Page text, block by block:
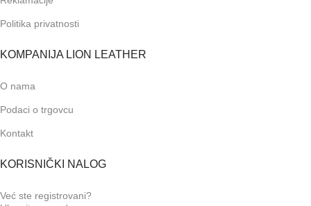
Politika privatnosti
KOMPANIJA LION LEATHER
O nama
Podaci o trgovcu
Kontakt
KORISNIČKI NALOG
Već ste registrovani?